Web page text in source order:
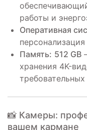
работы и
Оперативная
Память: 512 GB
хранения 4K-
📸 Камеры:
вашем кармане